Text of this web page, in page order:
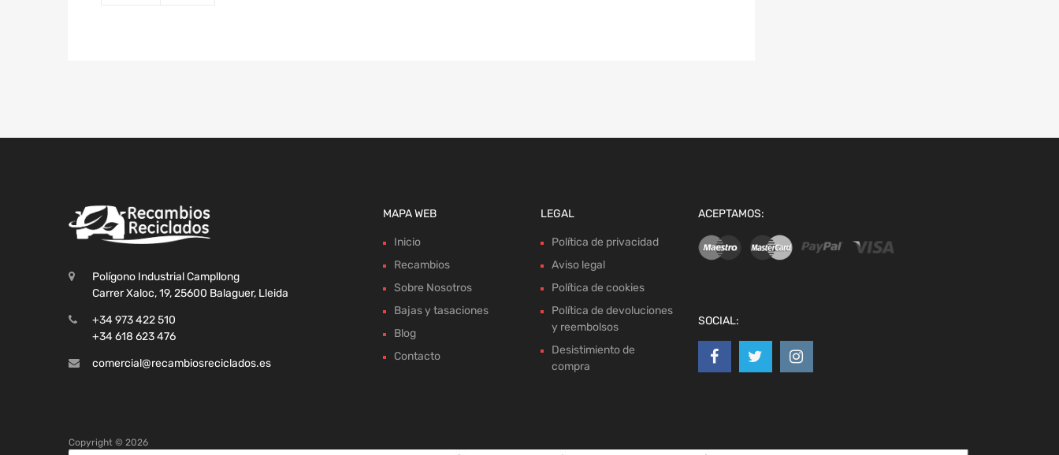
Polígono Industrial Campllong
Carrer Xaloc, 19, 25600 Balaguer, Lleida
+34 973 422 510
+34 618 623 476
comercial@recambiosreciclados.es
MAPA WEB
Inicio
Recambios
Sobre Nosotros
Bajas y tasaciones
Blog
Contacto
LEGAL
Política de privacidad
Aviso legal
Política de cookies
Política de devoluciones
y reembolsos
Desistimiento de
compra
ACEPTAMOS:
SOCIAL:
Copyright © 2026